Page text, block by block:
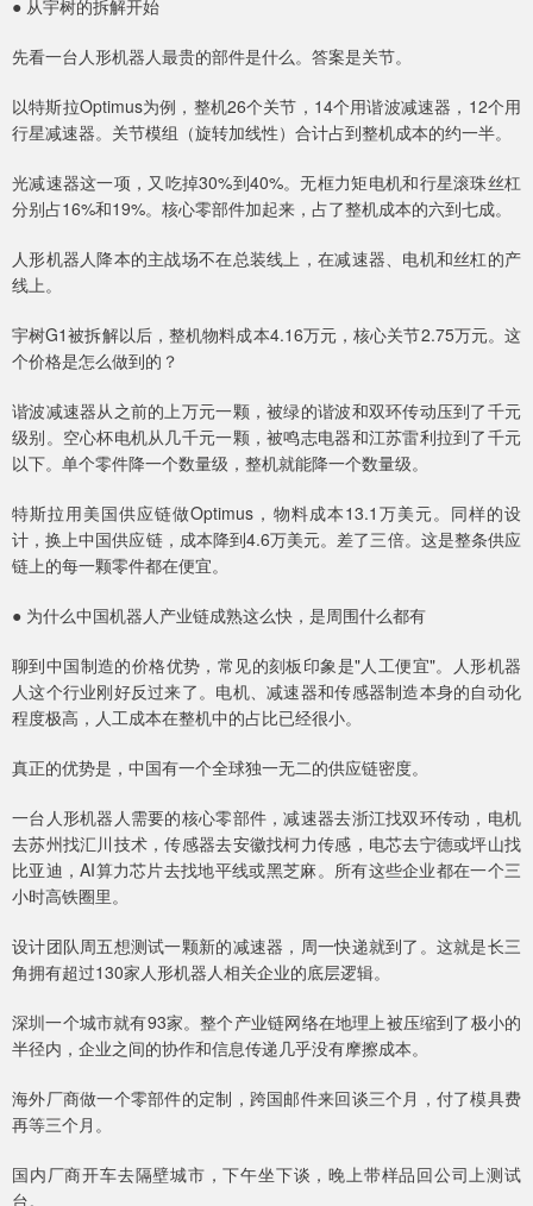
● 从宇树的拆解开始
先看一台人形机器人最贵的部件是什么。答案是关节。
以特斯拉Optimus为例，整机26个关节，14个用谐波减速器，12个用
行星减速器。关节模组（旋转加线性）合计占到整机成本的约一半。
光减速器这一项，又吃掉30%到40%。无框力矩电机和行星滚珠丝杠
分别占16%和19%。核心零部件加起来，占了整机成本的六到七成。
人形机器人降本的主战场不在总装线上，在减速器、电机和丝杠的产
线上。
宇树G1被拆解以后，整机物料成本4.16万元，核心关节2.75万元。这
个价格是怎么做到的？
谐波减速器从之前的上万元一颗，被绿的谐波和双环传动压到了千元
级别。空心杯电机从几千元一颗，被鸣志电器和江苏雷利拉到了千元
以下。单个零件降一个数量级，整机就能降一个数量级。
特斯拉用美国供应链做Optimus，物料成本13.1万美元。同样的设
计，换上中国供应链，成本降到4.6万美元。差了三倍。这是整条供应
链上的每一颗零件都在便宜。
● 为什么中国机器人产业链成熟这么快，是周围什么都有
聊到中国制造的价格优势，常见的刻板印象是"人工便宜"。人形机器
人这个行业刚好反过来了。电机、减速器和传感器制造本身的自动化
程度极高，人工成本在整机中的占比已经很小。
真正的优势是，中国有一个全球独一无二的供应链密度。
一台人形机器人需要的核心零部件，减速器去浙江找双环传动，电机
去苏州找汇川技术，传感器去安徽找柯力传感，电芯去宁德或坪山找
比亚迪，AI算力芯片去找地平线或黑芝麻。所有这些企业都在一个三
小时高铁圈里。
设计团队周五想测试一颗新的减速器，周一快递就到了。这就是长三
角拥有超过130家人形机器人相关企业的底层逻辑。
深圳一个城市就有93家。整个产业链网络在地理上被压缩到了极小的
半径内，企业之间的协作和信息传递几乎没有摩擦成本。
海外厂商做一个零部件的定制，跨国邮件来回谈三个月，付了模具费
再等三个月。
国内厂商开车去隔壁城市，下午坐下谈，晚上带样品回公司上测试
台。